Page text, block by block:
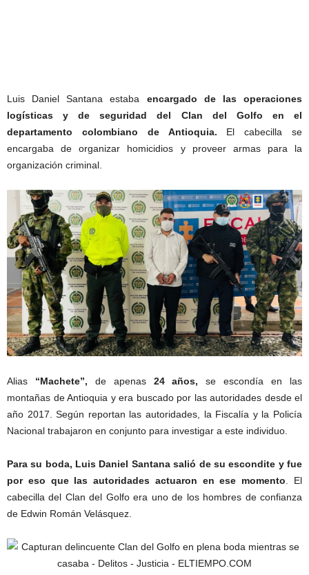
Luis Daniel Santana estaba encargado de las operaciones
logísticas y de seguridad del Clan del Golfo en el
departamento colombiano de Antioquia. El cabecilla se
encargaba de organizar homicidios y proveer armas para la
organización criminal.
Alias “Machete”, de apenas 24 años, se escondía en las
montañas de Antioquia y era buscado por las autoridades desde el
año 2017. Según reportan las autoridades, la Fiscalía y la Policía
Nacional trabajaron en conjunto para investigar a este individuo.
Para su boda, Luis Daniel Santana salió de su escondite y fue
por eso que las autoridades actuaron en ese momento. El
cabecilla del Clan del Golfo era uno de los hombres de confianza
de Edwin Román Velásquez.